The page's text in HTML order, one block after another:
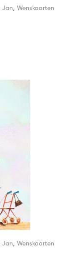
Jan Wenskaarten
Jan Wenskaarten